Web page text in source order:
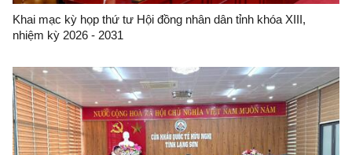
Khai mạc kỳ họp thứ tư Hội đồng nhân dân tỉnh khóa XIII,
nhiệm kỳ 2026 - 2031